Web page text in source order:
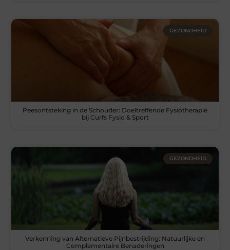
GEZONDHEID
Peesontsteking in de Schouder: Doeltreffende Fysiotherapie
bij Curfs Fysio & Sport
GEZONDHEID
Verkenning van Alternatieve Pijnbestrijding: Natuurlijke en
Complementaire Benaderingen